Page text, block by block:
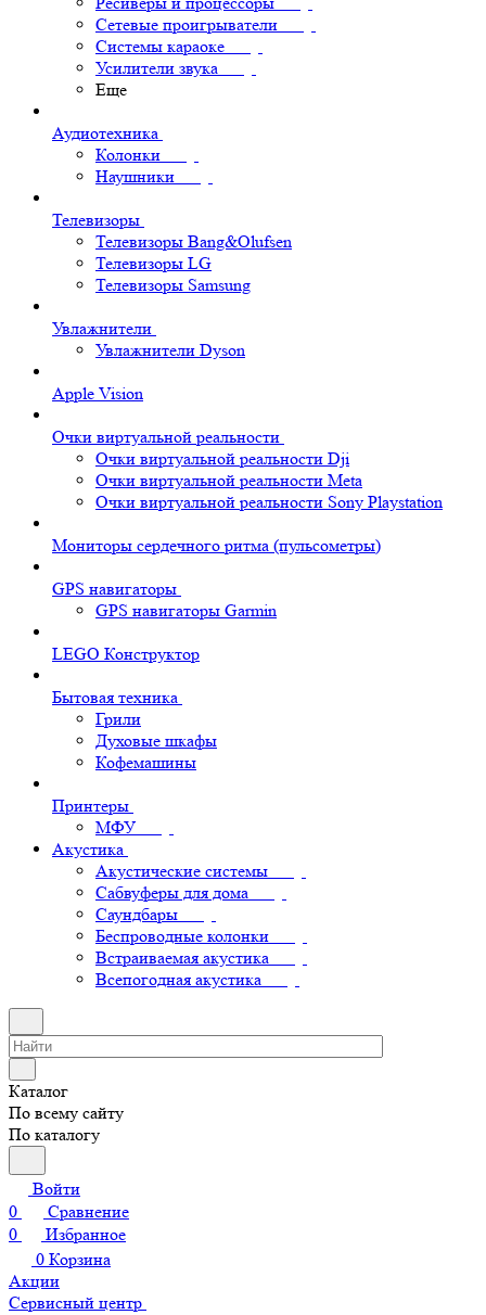
Сетевые проигрыватели
Системы караоке
Усилители звука
Еще
Аудиотехника
Колонки
Наушники
Телевизоры
Телевизоры Bang&Olufsen
Телевизоры LG
Телевизоры Samsung
Увлажнители
Увлажнители Dyson
Apple Vision
Очки виртуальной реальности
Очки виртуальной реальности Dji
Очки виртуальной реальности Meta
Очки виртуальной реальности Sony Playstation
Мониторы сердечного ритма (пульсометры)
GPS навигаторы
GPS навигаторы Garmin
LEGO Конструктор
Бытовая техника
Грили
Духовые шкафы
Кофемашины
Принтеры
МФУ
Акустика
Акустические системы
Сабвуферы для дома
Саундбары
Беспроводные колонки
Встраиваемая акустика
Всепогодная акустика
Каталог
По всему сайту
По каталогу
Войти
0
Сравнение
0
Избранное
0 Корзина
Акции
Сервисный центр